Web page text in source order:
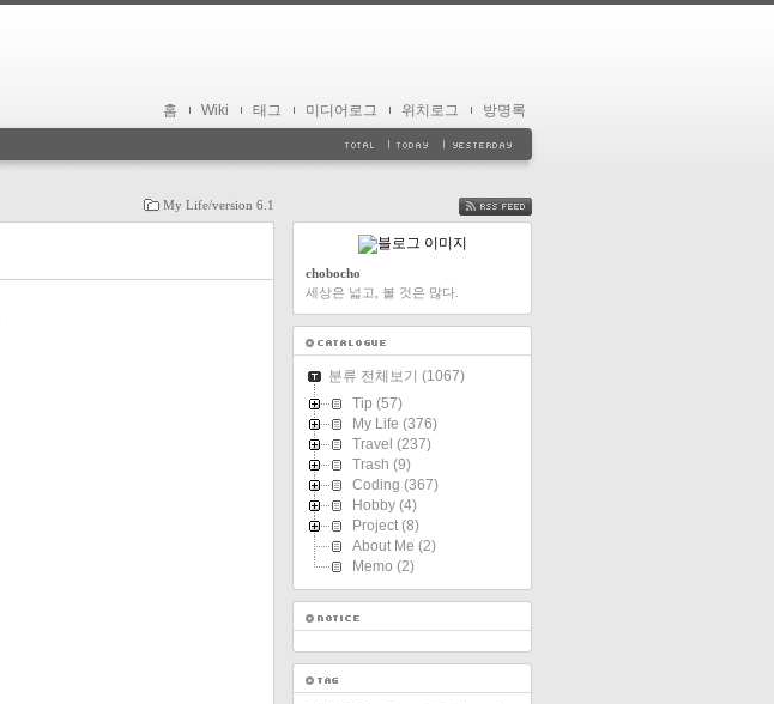
홈 Wiki 태그 미디어로그 위치로그 방명록
My Life/version 6.1
FEED
chobocho
세상은 넓고, 볼 것은 많다.
분류 전체보기 (1067)
Tip (57)
My Life (376)
Travel (237)
Trash (9)
Coding (367)
Hobby (4)
Project (8)
About Me (2)
Memo (2)